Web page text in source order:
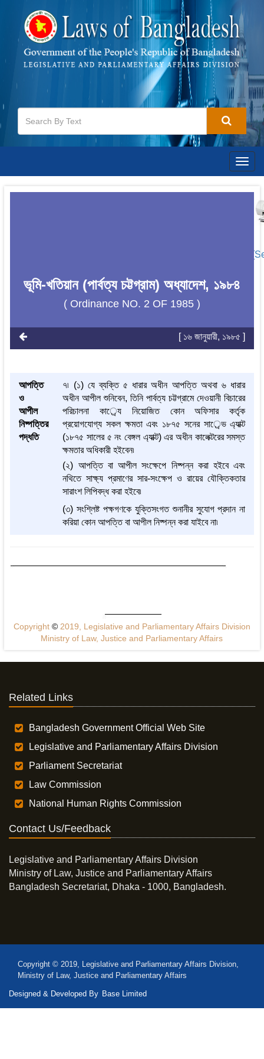
ভূমি-খতিয়ান (পার্বত্য চট্টগ্রাম) অধ্যাদেশ, ১৯৮৪
( Ordinance NO. 2 OF 1985 )
[ ১৬ জানুয়ারী, ১৯৮৫ ]
আপত্তি
ও
আপীল
নিষ্পত্তির
পদ্ধতি
৭৷ (১) যে ব্যক্তি ৫ ধারার অধীন আপত্তি অথবা ৬ ধারার
অধীন আপীল শুনিবেন, তিনি পার্বত্য চট্টগ্রামে দেওয়ানী বিচারের
পরিচালনা কার্েয নিয়োজিত কোন অফিসার কর্তৃক
প্রয়োগযোগ্য সকল ক্ষমতা এবং ১৮৭৫ সনের সার্েভ এ্যাক্ট
(১৮৭৫ সালের ৫ নং বেঙ্গল এ্যাক্ট) এর অধীন কালেক্টরের সমস্ত
ক্ষমতার অধিকারী হইবেন৷
(২) আপত্তি বা আপীল সংক্ষেপে নিষ্পন্ন করা হইবে এবং
নথিতে সাক্ষ্য প্রমাণের সার-সংক্ষেপ ও রায়ের যৌক্তিকতার
সারাংশ লিপিবদ্ধ করা হইবে৷
(৩) সংশ্লিষ্ট পক্ষগণকে যুক্তিসংগত শুনানীর সুযোগ প্রদান না
করিয়া কোন আপত্তি বা আপীল নিষ্পন্ন করা যাইবে না৷
Copyright ©2019, Legislative and Parliamentary Affairs Division
Ministry of Law, Justice and Parliamentary Affairs
Related Links
Bangladesh Government Official Web Site
Legislative and Parliamentary Affairs Division
Parliament Secretariat
Law Commission
National Human Rights Commission
Contact Us/Feedback
Legislative and Parliamentary Affairs Division
Ministry of Law, Justice and Parliamentary Affairs
Bangladesh Secretariat, Dhaka - 1000, Bangladesh.
Copyright © 2019, Legislative and Parliamentary Affairs Division,
Ministry of Law, Justice and Parliamentary Affairs
Designed & Developed By Base Limited